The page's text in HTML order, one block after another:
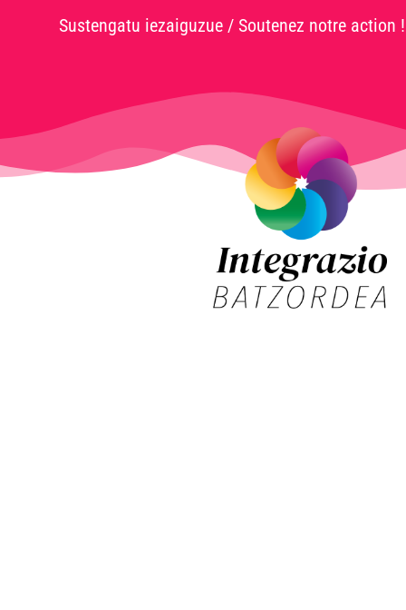
Sustengatu iezaiguzue / Soutenez notre action !